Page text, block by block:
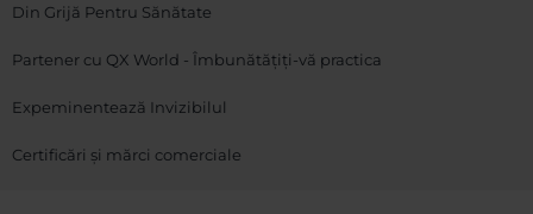
Din Grijă Pentru Sănătate
Partener cu QX World - Îmbunătățiți-vă practica
Expeminentează Invizibilul
Certificări și mărci comerciale